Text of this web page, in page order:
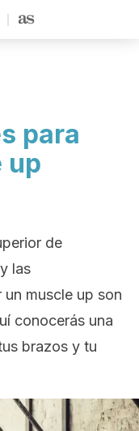
para
up
de
las
muscle up son
conocerás una
brazos y tu